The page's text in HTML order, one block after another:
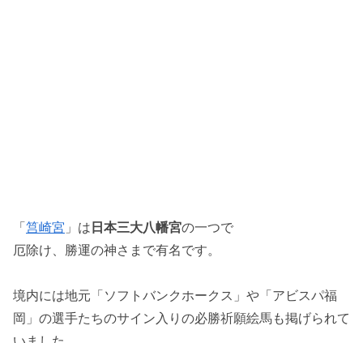
「 筥崎宮 」は 日本三大八幡宮の一つで
厄除け、勝運の神さまで有名です。
境内には地元「ソフトバンクホークス」や「アビスパ福
岡」の選手たちのサイン入りの必勝祈願絵馬も掲げられて